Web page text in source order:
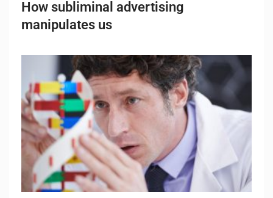
How subliminal advertising
manipulates us